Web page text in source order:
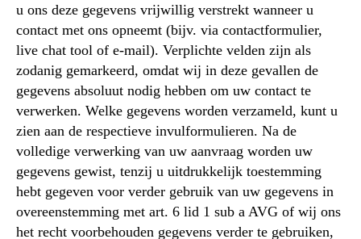
u ons deze gegevens vrijwillig verstrekt wanneer u
contact met ons opneemt (bijv. via contactformulier,
live chat tool of e-mail). Verplichte velden zijn als
zodanig gemarkeerd, omdat wij in deze gevallen de
gegevens absoluut nodig hebben om uw contact te
verwerken. Welke gegevens worden verzameld, kunt u
zien aan de respectieve invulformulieren. Na de
volledige verwerking van uw aanvraag worden uw
gegevens gewist, tenzij u uitdrukkelijk toestemming
hebt gegeven voor verder gebruik van uw gegevens in
overeenstemming met art. 6 lid 1 sub a AVG of wij ons
het recht voorbehouden gegevens verder te gebruiken,